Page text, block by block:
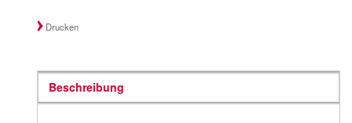
Drucken
Beschreibung